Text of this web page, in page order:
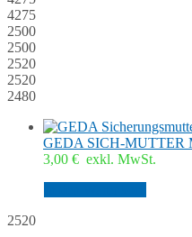
4275
2500
2500
2520
2520
2480
GEDA SICH-MUTTER
3,00 € exkl. MwSt.
2520